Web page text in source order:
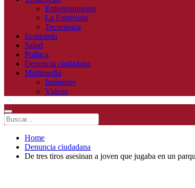
Entretenimiento
La Entrevista
Tecnologia
Economía
Salud
Política
Denuncia ciudadana
Multimedia
Imágenes
Videos
Home
Denuncia ciudadana
De tres tiros asesinan a joven que jugaba en un